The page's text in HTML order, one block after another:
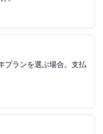
プランを選ぶ場合。支払